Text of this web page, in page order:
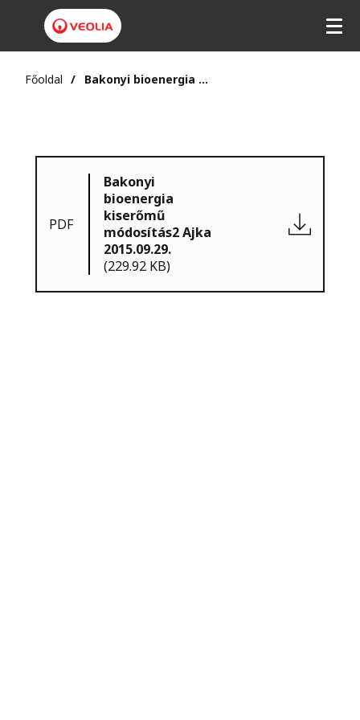
Főoldal Bakonyi bioenergia kiserőmű módosítás2 Ajka 2015.09.29.
PDF
Bakonyi
bioenergia
kiserőmű
módosítás2 Ajka
2015.09.29.
(229.92 KB)